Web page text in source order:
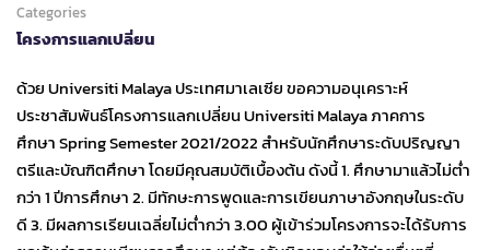
Categories
โครงการแลกเปลี่ยน
ด้วย Universiti Malaya ประเทศมาเลเซีย ขอความอนุเคราะห์
ประชาสัมพันธ์โครงการแลกเปลี่ยน Universiti Malaya ภาคการ
ศึกษา Spring Semester 2021/2022 สำหรับนักศึกษาระดับปริญญา
ตรีและบัณฑิตศึกษา โดยมีคุณสมบัติเบื้องต้น ดังนี้ 1. ศึกษามาแล้วไม่ต่ำ
กว่า 1 ปีการศึกษา 2. มีทักษะการพูดและการเขียนภาษาอังกฤษในระดับ
ดี 3. มีผลการเรียนเฉลี่ยไม่ต่ำกว่า 3.00 ผู้เข้าร่วมโครงการจะได้รับการ